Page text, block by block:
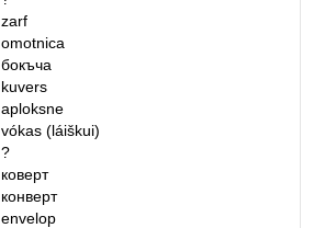
zarf
omotnica
бокъча
kuvers
aploksne
vókas (láiškui)
?
коверт
конверт
envelop